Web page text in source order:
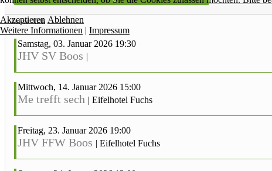
Januar 2026
Samstag, 03. Januar 2026 19:30
JHV SV Boos |
Mittwoch, 14. Januar 2026 15:00
Me trefft sech | Eifelhotel Fuchs
Freitag, 23. Januar 2026 19:00
JHV FFW Boos | Eifelhotel Fuchs
Akzeptieren Ablehnen
Weitere Informationen | Impressum